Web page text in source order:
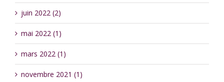
juin 2022 (2)
mai 2022 (1)
mars 2022 (1)
novembre 2021 (1)